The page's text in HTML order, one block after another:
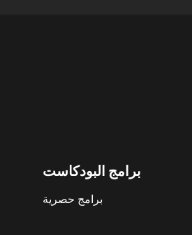
برامج البودكاست
برامج حصرية